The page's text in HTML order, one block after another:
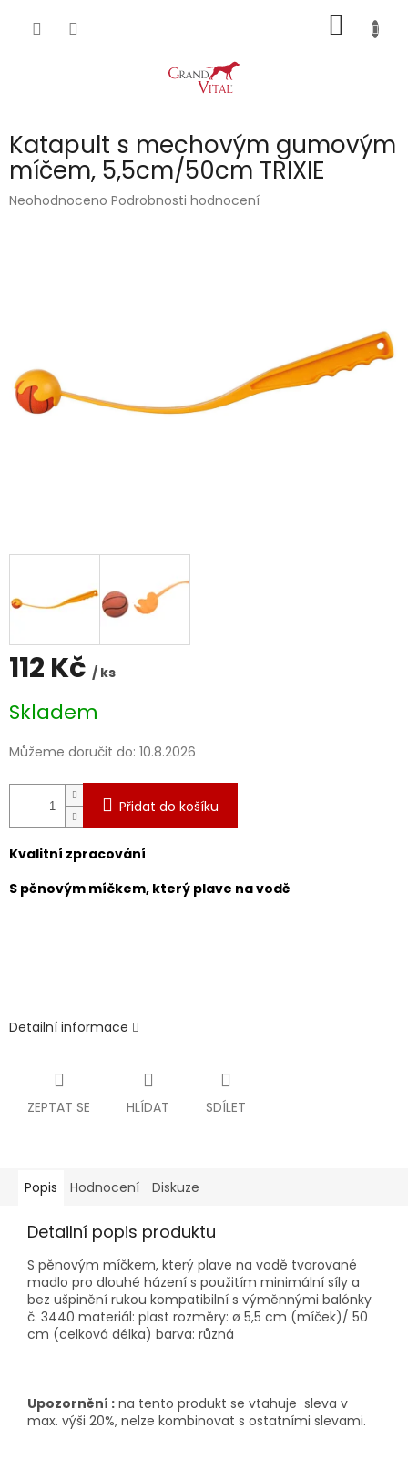
KOŠÍK
Katapult s mechovým gumovým
míčem, 5,5cm/50cm TRIXIE
Průměrné
Neohodnoceno Podrobnosti hodnocení
112 Kč / ks
cena:
Skladem
Můžeme doručit do: 10.8.2026
Přidat do košíku
Kvalitní zpracování
S pěnovým míčkem, který plave na vodě
Detailní informace
ZEPTAT SE HLÍDAT SDÍLET
Popis Hodnocení Diskuze
Detailní popis produktu
S pěnovým míčkem, který plave na vodě tvarované
madlo pro dlouhé házení s použitím minimální síly a
bez ušpinění rukou kompatibilní s výměnnými balónky
č. 3440 materiál: plast rozměry: ø 5,5 cm (míček)/ 50
cm (celková délka) barva: různá
Upozornění : na tento produkt se vtahuje sleva v
max. výši 20%, nelze kombinovat s ostatními slevami.